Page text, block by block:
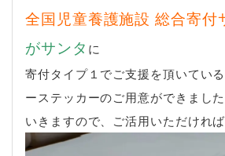
全国児童養護施設 総合寄付
がサンタ に
寄付タイプ１でご支援を頂いてい
ーステッカーのご用意ができまし
いきますので、ご活用いただければ